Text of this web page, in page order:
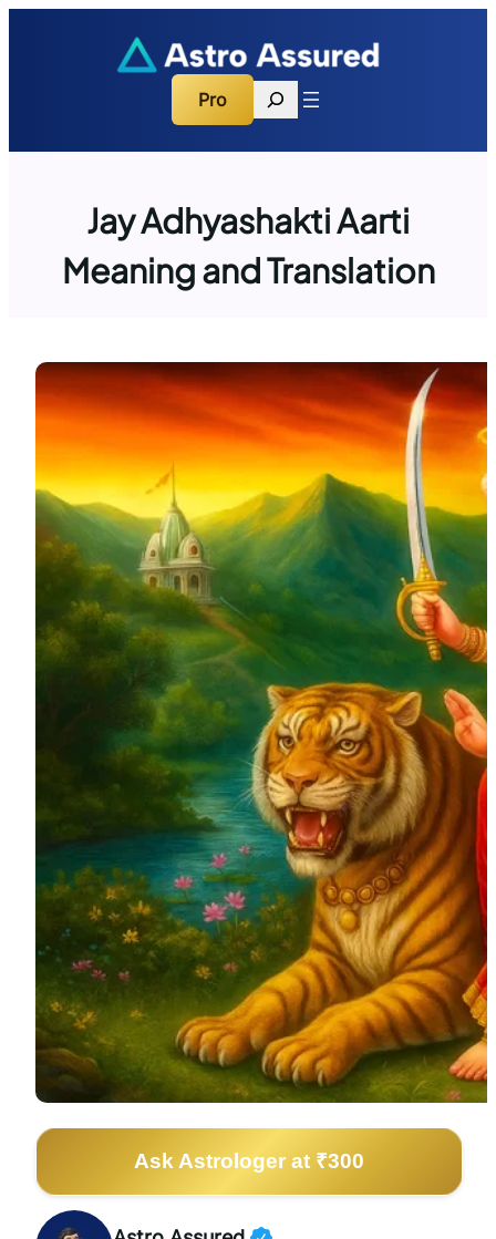
Pro
Search
Jay Adhyashakti Aarti
Meaning and Translation
Ask Astrologer at ₹300